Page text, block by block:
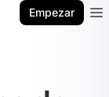
Empezar